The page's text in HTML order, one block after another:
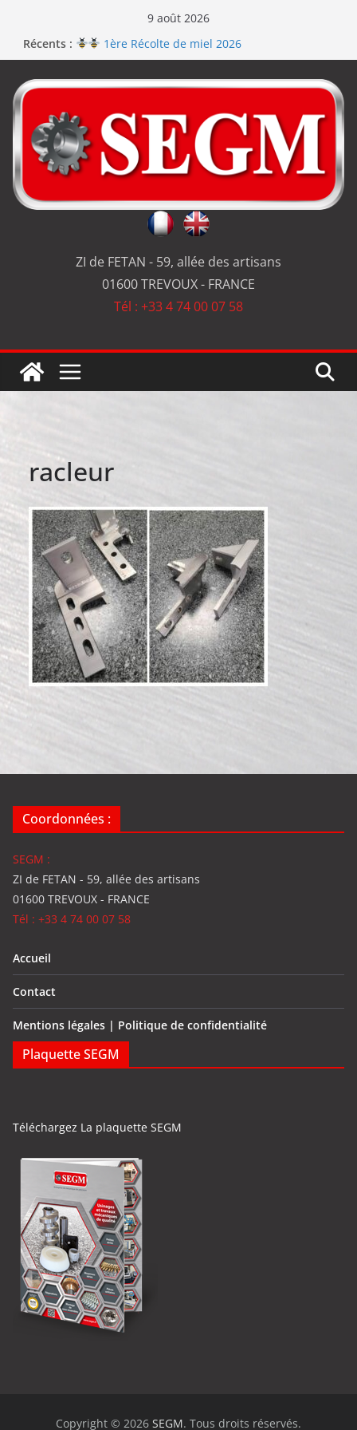
9 août 2026
Récents :
1ère Récolte de miel 2026
Renouvellement de la certification ISO 9001
Le repas d’équipe de SEGM allume le feu
Jérôme en renfort sur la qualité de #SEGM
ZI de FETAN - 59, allée des artisans
01600 TREVOUX - FRANCE
Tél : +33 4 74 00 07 58
racleur
Coordonnées :
SEGM :
ZI de FETAN - 59, allée des artisans
01600 TREVOUX - FRANCE
Tél : +33 4 74 00 07 58
Accueil
Contact
Mentions légales | Politique de confidentialité
Plaquette SEGM
Téléchargez La plaquette SEGM
Copyright © 2026 SEGM. Tous droits réservés.